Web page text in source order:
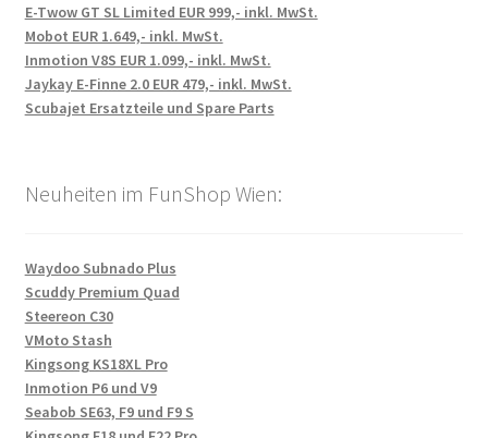
E-Twow GT SL Limited EUR 999,- inkl. MwSt.
Mobot EUR 1.649,- inkl. MwSt.
Inmotion V8S EUR 1.099,- inkl. MwSt.
Jaykay E-Finne 2.0 EUR 479,- inkl. MwSt.
Scubajet Ersatzteile und Spare Parts
Neuheiten im FunShop Wien:
Waydoo Subnado Plus
Scuddy Premium Quad
Steereon C30
VMoto Stash
Kingsong KS18XL Pro
Inmotion P6 und V9
Seabob SE63, F9 und F9 S